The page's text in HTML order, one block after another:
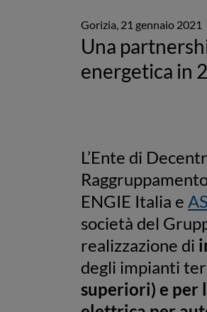
Gorizia, 21 gennaio 2021
Una
energetica in
L’Ente di
ENGIE Italia e
società del
realizzazione di
degli impianti
superiori) e per